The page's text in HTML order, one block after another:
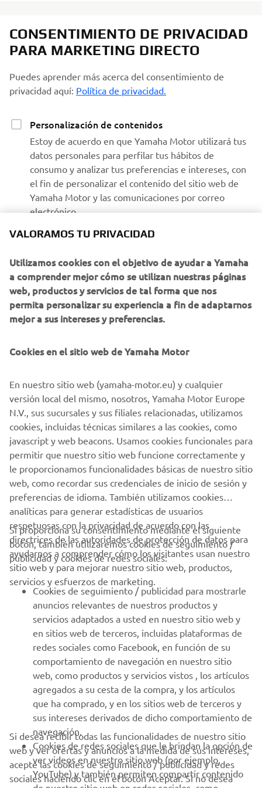
CONSENTIMIENTO DE PRIVACIDAD
PARA MARKETING DIRECTO
Puedes aprender más acerca del consentimiento de
privacidad aquí: Política de privacidad.
Personalización de contenidos
Estoy de acuerdo en que Yamaha Motor utilizará tus
datos personales para perfilar tus hábitos de
consumo y analizar tus preferencias e intereses, con
el fin de personalizar el contenido del sitio web de
Yamaha Motor y las comunicaciones por correo
electrónico.
Estoy de acuerdo en que se procesarán tus datos para
fines de marketing directo, incluyendo el envío de
información sobre productos y servicios, la
elaboración del perfil del cliente (por ejemplo, a
través del análisis de datos) y para brindarte atención
marketing y quiere retirarlos, puede hacerlo a través de su
perfil MyYamaha
Al continuar, confirmas que has leído la política de
privacidad.
SOLICITA UNA PRUEBA DE PRODUCTO
CORPORATIVO
PROFESIONALES
MÁS YAMAHA
AYUDA
BOLETÍN DE NOTICIAS
Sé el primero en enterarte de las últimas ofertas, eventos
especiales, novedades
SUSCRÍBETE
VALORAMOS TU PRIVACIDAD
Utilizamos cookies con el objetivo de ayudar a Yamaha
a comprender mejor cómo se utilizan nuestras páginas
web, productos y servicios de tal forma que nos
permita personalizar su experiencia a fin de adaptarnos
mejor a sus intereses y preferencias.
Cookies en el sitio web de Yamaha Motor
En nuestro sitio web (yamaha-motor.eu) y cualquier
versión local del mismo, nosotros, Yamaha Motor Europe
N.V., sus sucursales y sus filiales relacionadas, utilizamos
cookies, incluidas técnicas similares a las cookies, como
javascript y web beacons. Usamos cookies funcionales para
permitir que nuestro sitio web funcione correctamente y
le proporcionamos funcionalidades básicas de nuestro sitio
web, como recordar sus credenciales de inicio de sesión y
preferencias de idioma. También utilizamos cookies
analíticas para generar estadísticas de usuarios
respetuosas con la privacidad de acuerdo con las
directrices de las autoridades de protección de datos para
ayudarnos a comprender cómo los visitantes usan nuestro
sitio web y para mejorar nuestro sitio web, productos,
servicios y esfuerzos de marketing.
Si proporciona su consentimiento mediante el siguiente
botón, también utilizaremos cookies de seguimiento /
publicidad y cookies de redes sociales:
Cookies de seguimiento / publicidad para mostrarle
anuncios relevantes de nuestros productos y
servicios adaptados a usted en nuestro sitio web y
en sitios web de terceros, incluidas plataformas de
redes sociales como Facebook, en función de su
comportamiento de navegación en nuestro sitio
web, como productos y servicios vistos , los artículos
agregados a su cesta de la compra, y los artículos
que ha comprado, y en los sitios web de terceros y
sus intereses derivados de dicho comportamiento de
navegación.
Cookies de redes sociales que le brindan la opción de
ver videos en nuestro sitio web (por ejemplo,
YouTube) y también permiten compartir contenido
Si desea recibir todas las funcionalidades de nuestro sitio
web y ver ofertas y anuncios a la medida de sus intereses,
acepte las cookies de seguimiento / publicidad y redes
sociales haciendo clic en el botón Aceptar. Si no desea